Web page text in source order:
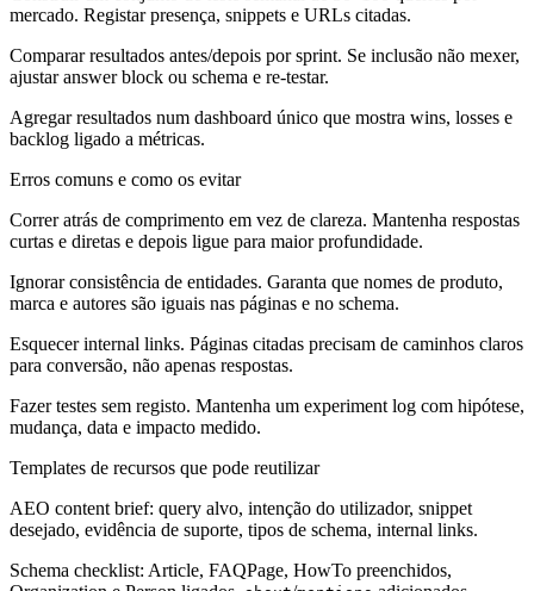
mercado. Registar presença, snippets e URLs citadas.
Comparar resultados antes/depois por sprint. Se inclusão não mexer,
ajustar answer block ou schema e re-testar.
Agregar resultados num dashboard único que mostra wins, losses e
backlog ligado a métricas.
Erros comuns e como os evitar
Correr atrás de comprimento em vez de clareza. Mantenha respostas
curtas e diretas e depois ligue para maior profundidade.
Ignorar consistência de entidades. Garanta que nomes de produto,
marca e autores são iguais nas páginas e no schema.
Esquecer internal links. Páginas citadas precisam de caminhos claros
para conversão, não apenas respostas.
Fazer testes sem registo. Mantenha um experiment log com hipótese,
mudança, data e impacto medido.
Templates de recursos que pode reutilizar
AEO content brief: query alvo, intenção do utilizador, snippet
desejado, evidência de suporte, tipos de schema, internal links.
Schema checklist: Article, FAQPage, HowTo preenchidos,